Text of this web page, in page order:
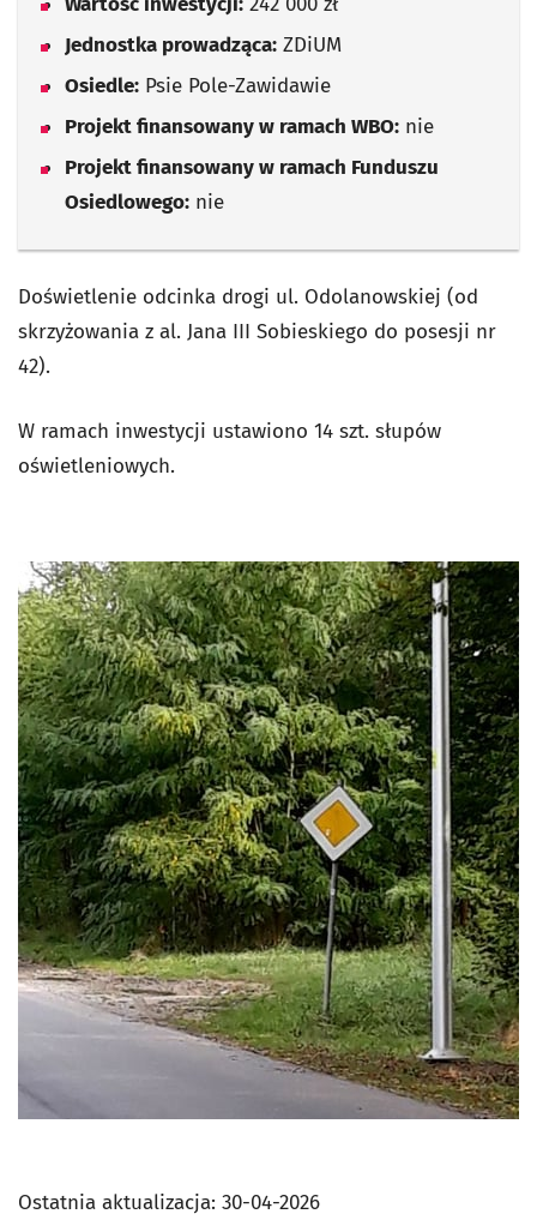
Jednostka prowadząca: ZDiUM
Osiedle: Psie Pole-Zawidawie
Projekt finansowany w ramach WBO: nie
Projekt finansowany w ramach Funduszu
Osiedlowego: nie
Doświetlenie odcinka drogi ul. Odolanowskiej (od
skrzyżowania z al. Jana III Sobieskiego do posesji nr
42).
W ramach inwestycji ustawiono 14 szt. słupów
oświetleniowych.
Ostatnia aktualizacja: 30-04-2026